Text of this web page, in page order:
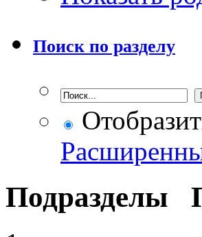
Поиск по разделу
Подразделы